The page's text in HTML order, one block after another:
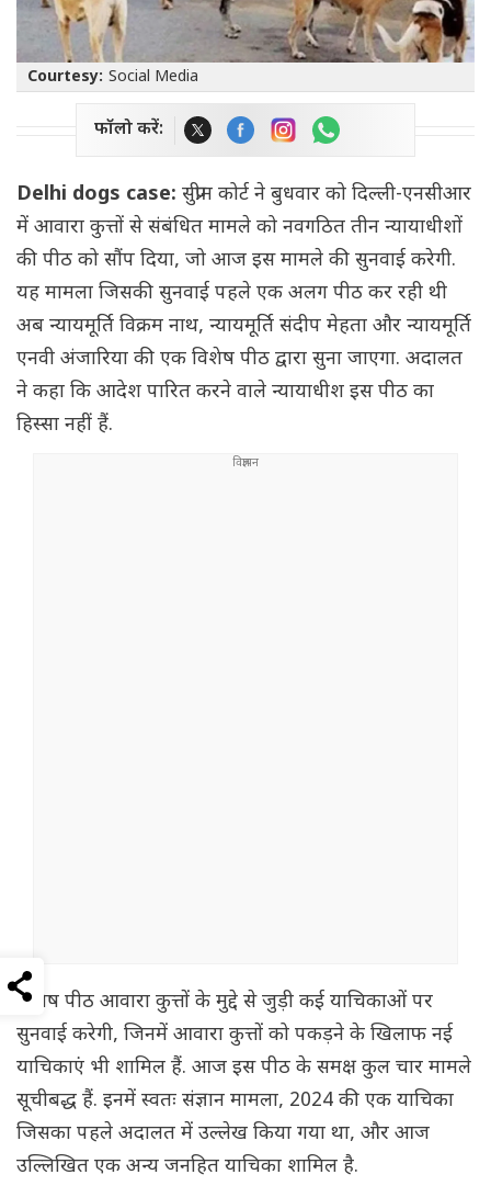
Courtesy: Social Media
फॉलो करें:
Delhi dogs case: सुप्रीम कोर्ट ने बुधवार को दिल्ली-एनसीआर
में आवारा कुत्तों से संबंधित मामले को नवगठित तीन न्यायाधीशों
की पीठ को सौंप दिया, जो आज इस मामले की सुनवाई करेगी.
यह मामला जिसकी सुनवाई पहले एक अलग पीठ कर रही थी
अब न्यायमूर्ति विक्रम नाथ, न्यायमूर्ति संदीप मेहता और न्यायमूर्ति
एनवी अंजारिया की एक विशेष पीठ द्वारा सुना जाएगा. अदालत
ने कहा कि आदेश पारित करने वाले न्यायाधीश इस पीठ का
हिस्सा नहीं हैं.
विशेष पीठ आवारा कुत्तों के मुद्दे से जुड़ी कई याचिकाओं पर
सुनवाई करेगी, जिनमें आवारा कुत्तों को पकड़ने के खिलाफ नई
याचिकाएं भी शामिल हैं. आज इस पीठ के समक्ष कुल चार मामले
सूचीबद्ध हैं. इनमें स्वतः संज्ञान मामला, 2024 की एक याचिका
जिसका पहले अदालत में उल्लेख किया गया था, और आज
उल्लिखित एक अन्य जनहित याचिका शामिल है.